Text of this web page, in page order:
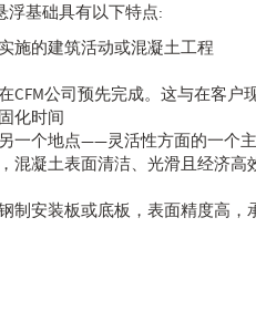
浮基础具有以下特点:
施的建筑活动或混凝土工程
CFM公司预先完成。这与在客户
化时间
一个地点——灵活性方面的一个
混凝土表面清洁、光滑且经济高
制安装板或底板，表面精度高，